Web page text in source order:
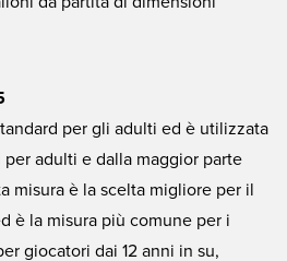
per gli adulti ed è utilizzata
adulti e dalla maggior parte
misura è la scelta migliore per il
è la misura più comune per i
giocatori dai 12 anni in su,